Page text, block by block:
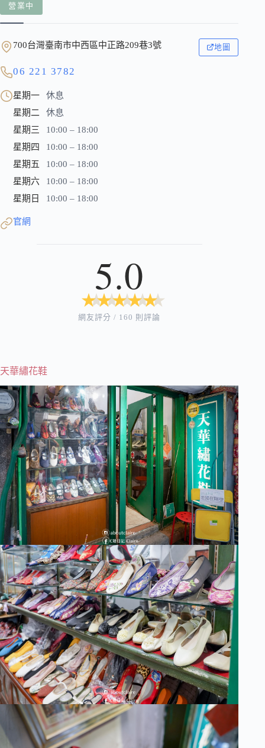
營業中
700台灣臺南市中西區中正路209巷3號 地圖
06 221 3782
星期一
休息
星期二
休息
星期三
10:00 – 18:00
星期四
10:00 – 18:00
星期五
10:00 – 18:00
星期六
10:00 – 18:00
星期日
10:00 – 18:00
官網
5.0
★
★ ★
★ ★
★ ★
★ ★
★
網友評分 / 160 則評論
天華繡花鞋